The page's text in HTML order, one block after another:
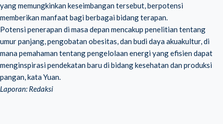
yang memungkinkan keseimbangan tersebut, berpotensi
memberikan manfaat bagi berbagai bidang terapan.
Potensi penerapan di masa depan mencakup penelitian tentang
umur panjang, pengobatan obesitas, dan budi daya akuakultur, di
mana pemahaman tentang pengelolaan energi yang efisien dapat
menginspirasi pendekatan baru di bidang kesehatan dan produksi
pangan, kata Yuan.
Laporan: Redaksi